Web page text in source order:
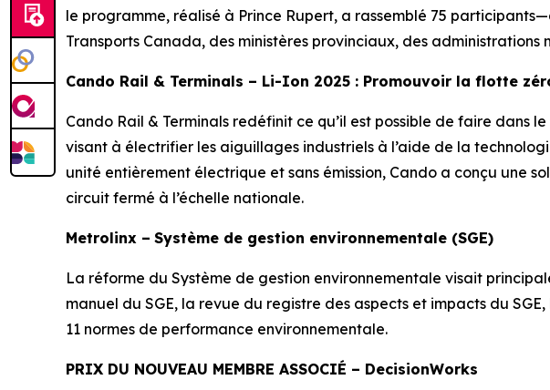
le programme, réalisé à Prince Rupert, a rassemblé 75
Transports Canada, des ministères provinciaux, des
Cando Rail & Terminals – Li-Ion 2025 : Promouvoir la flotte
Cando Rail & Terminals redéfinit ce qu’il est possible de faire
visant à électrifier les aiguillages industriels à l’aide de la
unité entièrement électrique et sans émission, Cando a conçu une
circuit fermé à l’échelle nationale.
Metrolinx – Système de gestion environnementale (SGE)
La réforme du Système de gestion environnementale visait
manuel du SGE, la revue du registre des aspects et impacts du
11 normes de performance environnementale.
PRIX DU NOUVEAU MEMBRE ASSOCIÉ – DecisionWorks